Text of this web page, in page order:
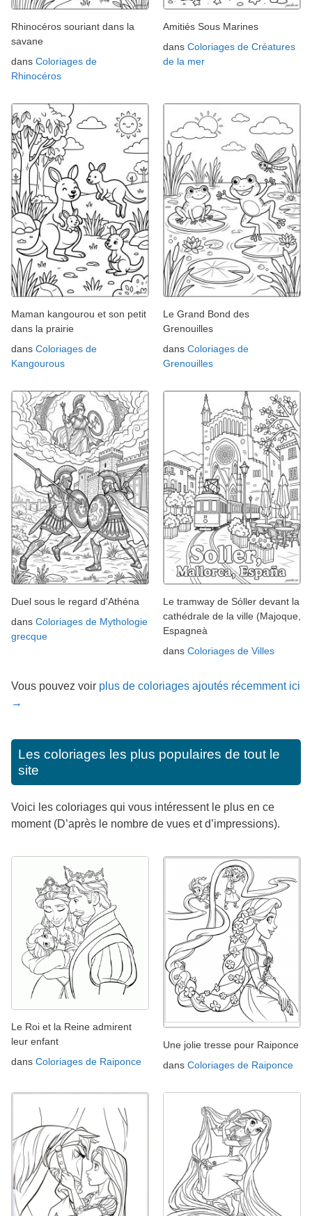
Rhinocéros souriant dans la
savane
dans Coloriages de
Rhinocéros
Amitiés Sous Marines
dans Coloriages de Créatures
de la mer
Maman kangourou et son petit
dans la prairie
dans Coloriages de
Kangourous
Le Grand Bond des
Grenouilles
dans Coloriages de
Grenouilles
Duel sous le regard d'Athéna
dans Coloriages de Mythologie
grecque
Le tramway de Sóller devant la
cathédrale de la ville (Majoque,
Espagneà
dans Coloriages de Villes
Vous pouvez voir plus de coloriages ajoutés récemment ici
→
Les coloriages les plus populaires de tout le
site
Voici les coloriages qui vous intéressent le plus en ce
moment (D’après le nombre de vues et d’impressions).
Le Roi et la Reine admirent
leur enfant
dans Coloriages de Raiponce
Une jolie tresse pour Raiponce
dans Coloriages de Raiponce